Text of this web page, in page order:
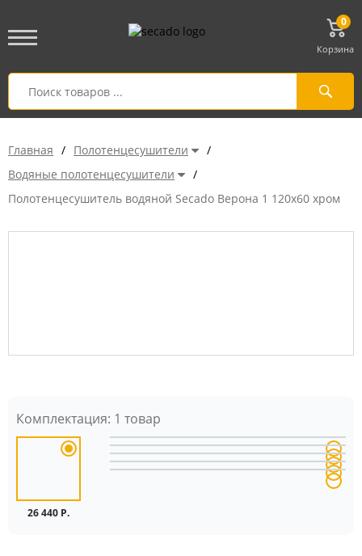
0
Корзина
Главная / Полотенцесушители
/
Водяные полотенцесушители
/
Полотенцесушитель водяной Secado Верона 1 120x60 хром
Комплектация: 1 товар
26 440 Р.